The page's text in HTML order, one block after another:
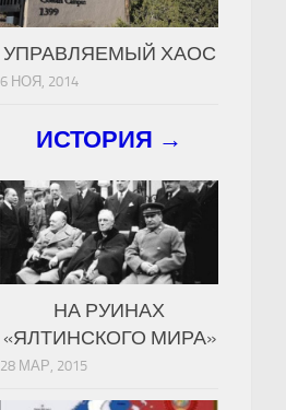
УПРАВЛЯЕМЫЙ ХАОС
6 НОЯ, 2014
ИСТОРИЯ →
НА РУИНАХ
«ЯЛТИНСКОГО МИРА»
28 МАР, 2015